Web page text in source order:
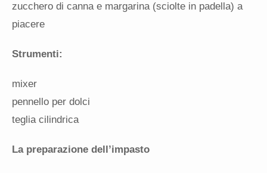
zucchero di canna e margarina (sciolte in padella) a
piacere
Strumenti:
mixer
pennello per dolci
teglia cilindrica
La preparazione dell’impasto